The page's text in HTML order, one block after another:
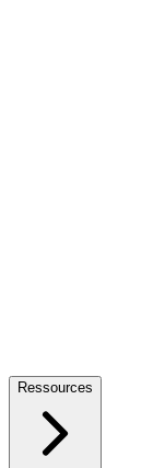
Ressources